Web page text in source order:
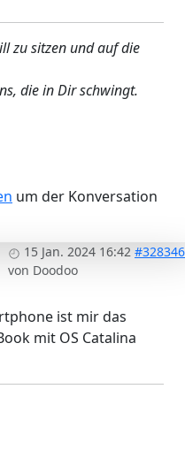
zu sitzen und auf die
die in Dir schwingt.
um der Konversation
15 Jan. 2024 16:42 #328346
von Doodoo
ist mir das
mit OS Catalina